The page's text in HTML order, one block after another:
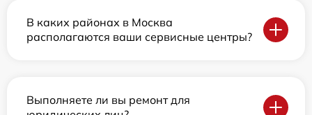
В каких районах в Москва
располагаются ваши сервисные центры?
Выполняете ли вы ремонт для